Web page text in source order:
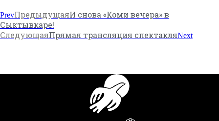
PrevПредыдущаяИ снова «Коми вечера» в
Сыктывкаре!
СледующаяПрямая трансляция спектакляNext